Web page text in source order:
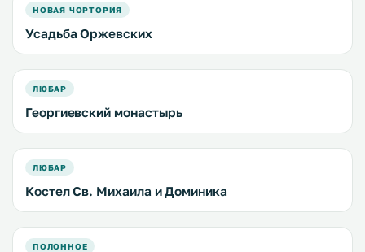
НОВАЯ ЧОРТОРИЯ
Усадьба Оржевских
ЛЮБАР
Георгиевский монастырь
ЛЮБАР
Костел Св. Михаила и Доминика
ПОЛОННОЕ